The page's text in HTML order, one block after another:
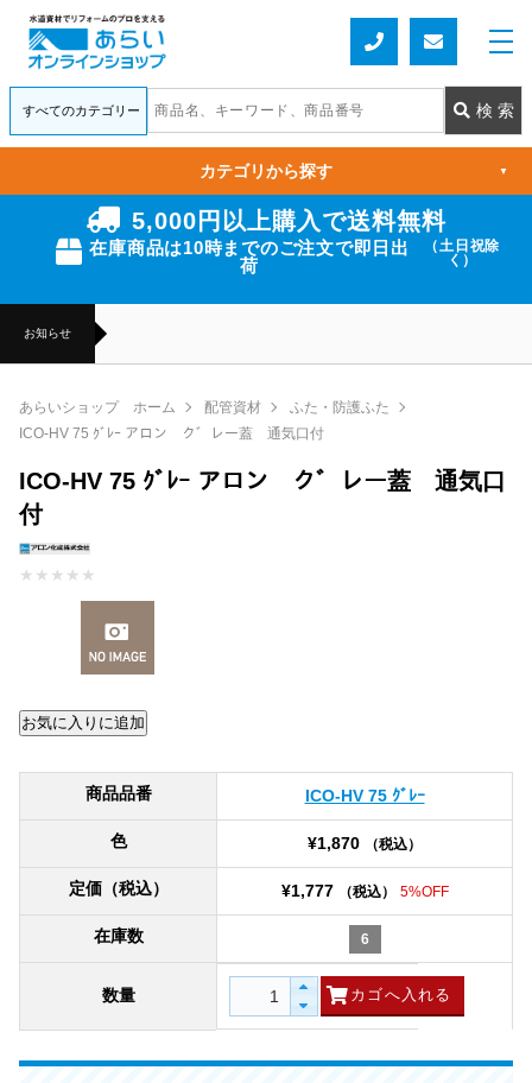
5,000円以上購入で送料無料
在庫商品は10時までのご注文で即日出
荷
（土日祝除
く）
お知らせ
カテゴリから探す ▼
あらいショップ ホーム 配管資材
ふた・防護ふた
ICO-HV 75 ｸﾞﾚｰ アロン ク゛レー蓋 通気口付
ICO-HV 75 ｸﾞﾚｰ アロン ク゛レー蓋 通気口
付
★ ★ ★ ★ ★
商品品番 ICO-HV 75 ｸﾞﾚｰ
色 ¥1,870 （税込）
定価（税込） ¥1,777 （税込） 5%OFF
在庫数 6
数量